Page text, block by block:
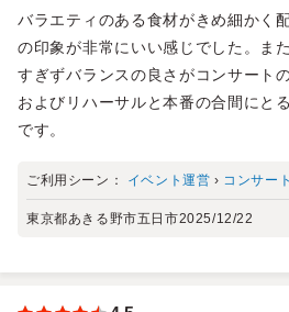
バラエティのある食材がきめ細かく
の印象が非常にいい感じでした。ま
すぎずバランスの良さがコンサート
およびリハーサルと本番の合間にと
です。
ご利用シーン： イベント運営 › コンサート
東京都あきる野市五日市2025/12/22